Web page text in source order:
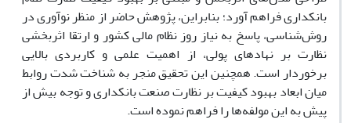
بانکداری فراهم آورد؛ بنابراین، پژوهش حاضر از منظر نوآوری در
روش‌شناسی، پاسخ به نیاز روز نظام مالی کشور و ارتقا اثربخشی
نظارت بر نهادهای پولی، از اهمیت علمی و کاربردی بالایی
برخوردار است. همچنین این تحقیق منجر به شناخت شدت روابط
میان ابعاد بهبود کیفیت بر نظارت صنعت بانکداری و توجه بیش از
پیش به این مولفه‌ها را فراهم نموده است.